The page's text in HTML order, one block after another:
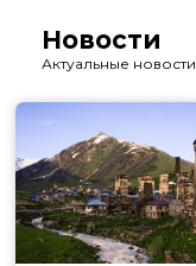
Новости
Актуальные новости